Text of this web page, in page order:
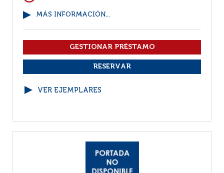
MÁS INFORMACIÓN...
VER EJEMPLARES